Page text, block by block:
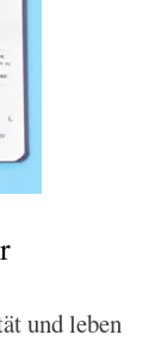
und leben